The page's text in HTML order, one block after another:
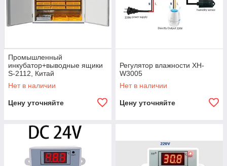
Промышленный
инкубатор+выводные ящики
S-2112, Китай
Нет в наличии
Цену уточняйте
Регулятор влажности XH-
W3005
Нет в наличии
Цену уточняйте